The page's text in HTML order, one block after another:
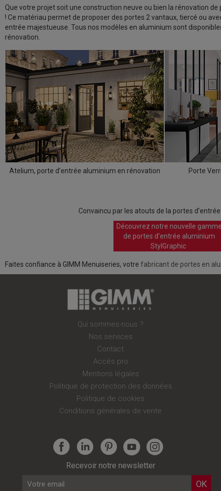
Que votre projet soit une construction neuve ou bien la rénovation de
! Ce matériau permet de proposer des portes 2 vantaux, tiercé ou
entrée majestueuse. Tous nos modèles en aluminium sont
rénovation.
Atelium, porte d’entrée aluminium en rénovation Porte
Convaincu par les atouts de la portes
Découvrez notre nouvelle
de portes d’entrée aluminium
StylGraphic
Faites confiance à GIMM Menuiseries, votre fabricant de portes en
Qui sommes-nous ?
Nos services
Contact
Accès pro
Mentions légales
Politique de protection des données
Politique de cookies
Conditions générales de vente
Recevoir notre newsletter